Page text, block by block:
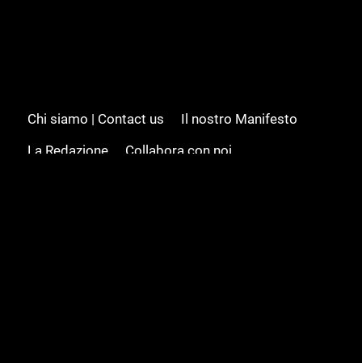
Chi siamo | Contact us
Il nostro Manifesto
La Redazione
Collabora con noi